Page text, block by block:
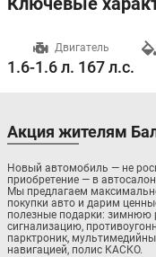
Двигатель
1.6-1.6 л. 167 л.с.
Акция жителям
Новый автомобиль — не
приобретение — в
Мы предлагаем
покупки авто и дарим
полезные подарки: зимнюю
сигнализацию,
парктроник,
навигацией, полис КАСКО.